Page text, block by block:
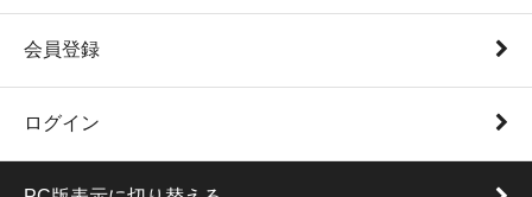
会員登録
ログイン